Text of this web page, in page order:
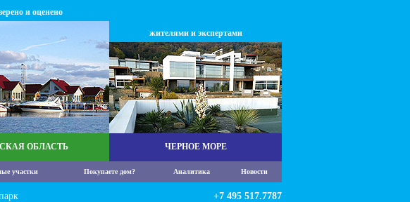
и оценено
ОБЛАСТЬ
жителями и экспертами
ЧЕРНОЕ МОРЕ
участки Покупаете дом? Аналитика Новости
+7 495 517.7787